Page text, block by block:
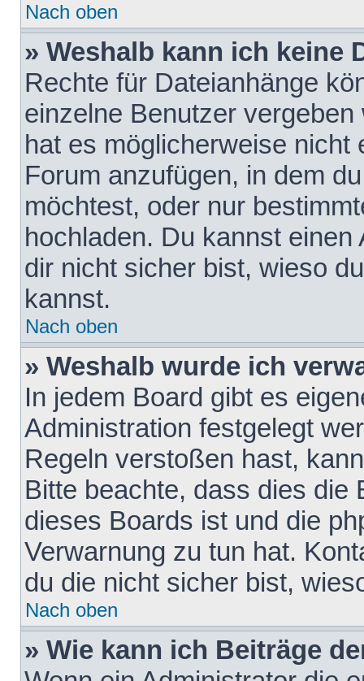
Nach oben
» Weshalb kann ich keine
Rechte für Dateianhänge
einzelne Benutzer
hat es möglicherweise nicht
Forum anzufügen, in dem
möchtest, oder nur
hochladen. Du kannst
dir nicht sicher bist, wieso
kannst.
Nach oben
» Weshalb wurde ich
In jedem Board gibt es
Administration festgelegt
Regeln verstoßen hast,
Bitte beachte, dass dies die
dieses Boards ist und die
Verwarnung zu tun hat.
du die nicht sicher bist,
Nach oben
» Wie kann ich Beiträge